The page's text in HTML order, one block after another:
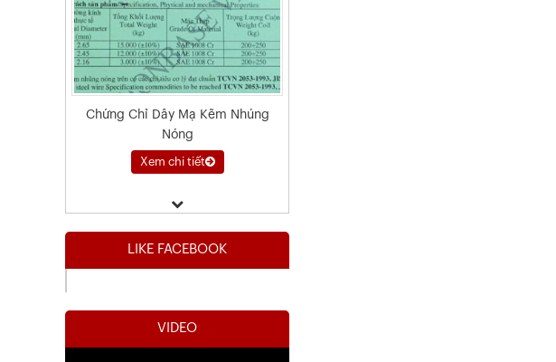
Chứng Chỉ Dây Mạ Kẽm Nhúng
Nóng
Xem chi tiết
LIKE FACEBOOK
VIDEO